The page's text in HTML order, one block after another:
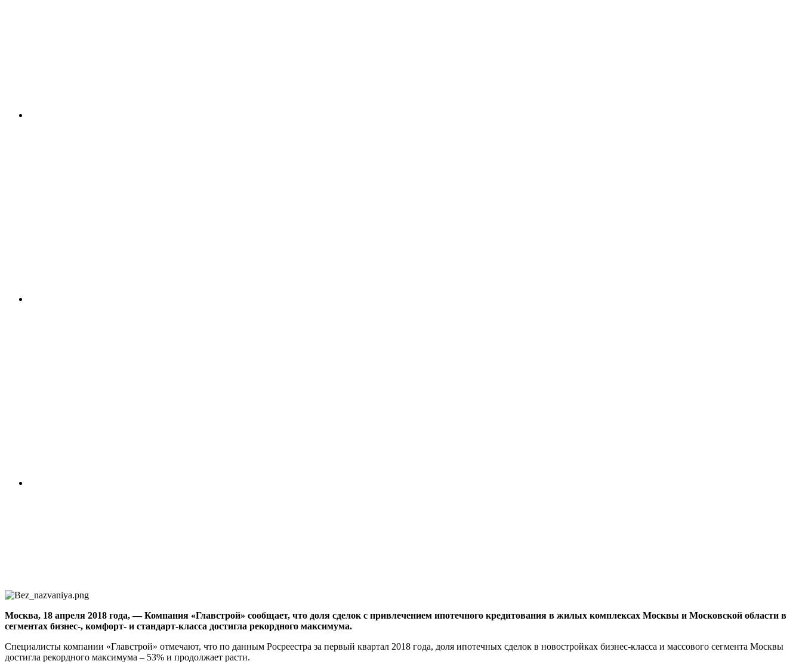
Москва, 18 апреля 2018 года, — Компания «Главстрой» сообщает, что доля сделок с привлечением ипотечного кредитования в жилых комплексах Москвы и Московской области в
сегментах бизнес-, комфорт- и стандарт-класса достигла рекордного максимума.
Специалисты компании «Главстрой» отмечают, что по данным Росреестра за первый квартал 2018 года, доля ипотечных сделок в новостройках бизнес-класса и массового сегмента Москвы
достигла рекордного максимума – 53% и продолжает расти.